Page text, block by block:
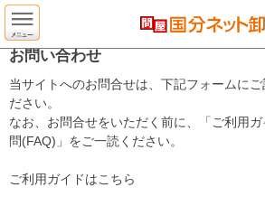
お問い合わせ
当サイトへのお問合せは、下記フォームにご
ださい。
なお、お問合せをいただく前に、「ご利用
問(FAQ)」をご一読ください。
ご利用ガイドはこちら